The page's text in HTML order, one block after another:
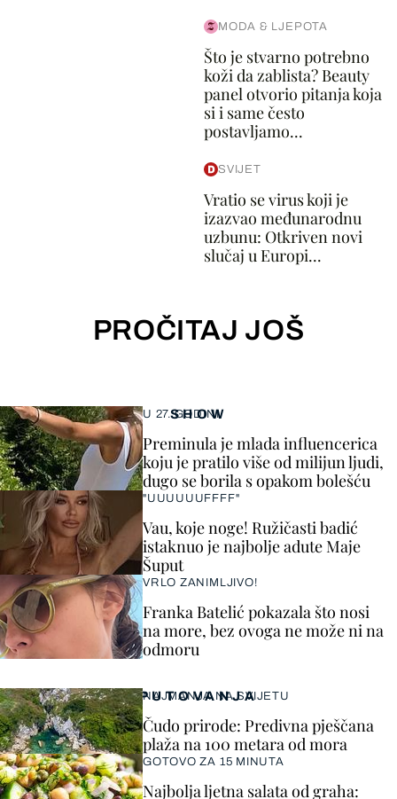
MODA & LJEPOTA
Što je stvarno potrebno
koži da zablista? Beauty
panel otvorio pitanja koja
si i same često
postavljamo...
SVIJET
Vratio se virus koji je
izazvao međunarodnu
uzbunu: Otkriven novi
slučaj u Europi...
PROČITAJ JOŠ
SHOW
U 27. GODINI
Preminula je mlada influencerica
koju je pratilo više od milijun ljudi,
dugo se borila s opakom bolešću
"UUUUUUFFFF"
Vau, koje noge! Ružičasti badić
istaknuo je najbolje adute Maje
Šuput
VRLO ZANIMLJIVO!
Franka Batelić pokazala što nosi
na more, bez ovoga ne može ni na
odmoru
PUTOVANJA
NAJMANJA NA SVIJETU
Čudo prirode: Predivna pješčana
plaža na 100 metara od mora
GOTOVO ZA 15 MINUTA
Najbolja ljetna salata od graha: